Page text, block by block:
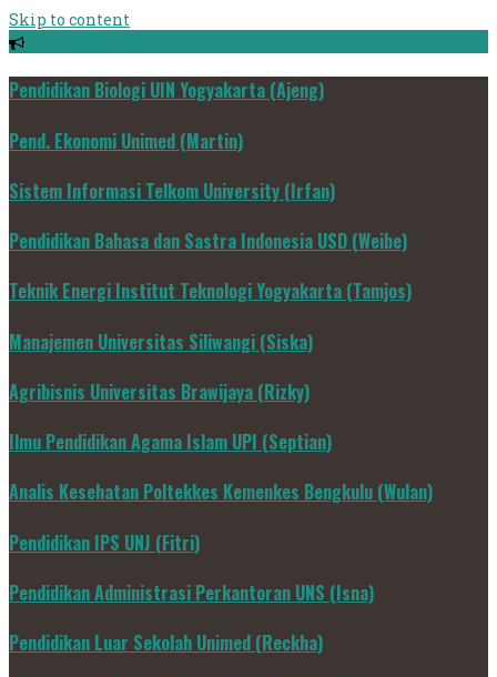
Skip to content
Pendidikan Biologi UIN Yogyakarta (Ajeng)
Pend. Ekonomi Unimed (Martin)
Sistem Informasi Telkom University (Irfan)
Pendidikan Bahasa dan Sastra Indonesia USD (Weibe)
Teknik Energi Institut Teknologi Yogyakarta (Tamjos)
Manajemen Universitas Siliwangi (Siska)
Agribisnis Universitas Brawijaya (Rizky)
Ilmu Pendidikan Agama Islam UPI (Septian)
Analis Kesehatan Poltekkes Kemenkes Bengkulu (Wulan)
Pendidikan IPS UNJ (Fitri)
Pendidikan Administrasi Perkantoran UNS (Isna)
Pendidikan Luar Sekolah Unimed (Reckha)